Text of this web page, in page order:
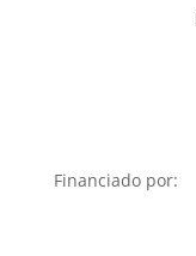
Financiado por: